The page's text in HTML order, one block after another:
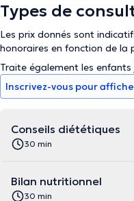
Types de
Les prix donnés sont
honoraires en fonction de la
Traite également les enfants
Inscrivez-vous pour
Conseils diététiques
30 min
Bilan nutritionnel
30 min